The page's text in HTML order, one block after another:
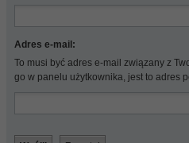
Adres e-mail:
To musi być adres e-mail związany z
go w panelu użytkownika, jest to adres